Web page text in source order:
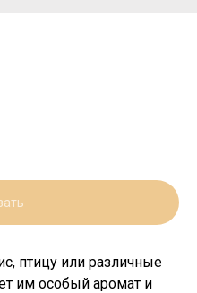
птицу или различные
им особый аромат и